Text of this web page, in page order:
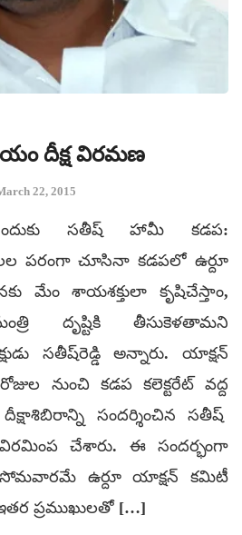
దీక్ష విరమణ
22, 2015
సతీష్ హామీ కడప:
పరంగా చూసినా కడపలో ఉర్దూ
మేం శాయశక్తులా కృషిచేస్తాం,
దృష్టికి తీసుకెళతామని
సతీష్‌రెడ్డి అన్నారు. యాక్షన్
నుంచి కడప కలెక్టరేట్ వద్ద
సందర్శించిన సతీష్
విరమింప చేశారు. ఈ సందర్భంగా
ఉర్దూ యాక్షన్ కమిటీ
ఇతర ప్రముఖులతో […]